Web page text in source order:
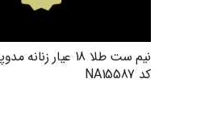
نیم ست طلا 18 عیار
کد NA15587